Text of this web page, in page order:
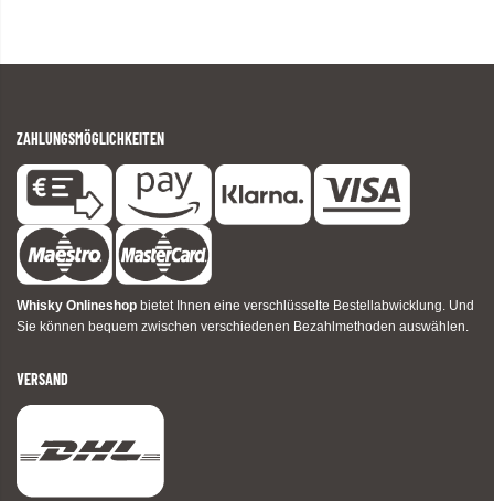
ZAHLUNGSMÖGLICHKEITEN
Whisky Onlineshop bietet Ihnen eine verschlüsselte Bestellabwicklung. Und
Sie können bequem zwischen verschiedenen Bezahlmethoden auswählen.
VERSAND